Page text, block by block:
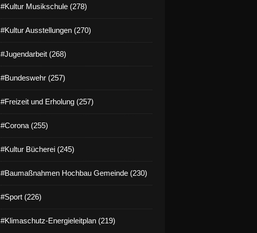
#Kultur Musikschule (278)
#Kultur Ausstellungen (270)
#Jugendarbeit (268)
#Bundeswehr (257)
#Freizeit und Erholung (257)
#Corona (255)
#Kultur Bücherei (245)
#Baumaßnahmen Hochbau Gemeinde (230)
#Sport (226)
#Klimaschutz-Energieleitplan (219)